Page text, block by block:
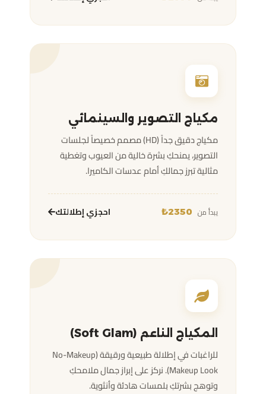
مكياج التصوير والسينمائي
مكياج دقيق جداً (HD) مصمم خصيصاً لجلسات
التصوير، يمنحكِ بشرة خالية من العيوب وتغطية
مثالية تبرز جمالكِ أمام عدسات الكاميرا.
يبدأ من احجزي إطلالتك
المكياج الناعم (Soft Glam)
للراغبات في إطلالة طبيعية ورقيقة (No-Makeup
Makeup Look). نركز على إبراز جمال ملامحكِ
وتوهج بشرتكِ بلمسات هادئة وأنثوية.